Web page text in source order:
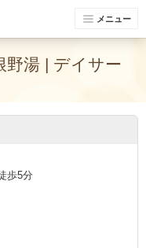
メニュー
野湯 | デイサー
歩5分